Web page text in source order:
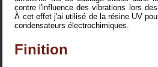
contre l'influence des vibrations lors
À cet effet j'ai utilisé de la résine UV
condensateurs électrochimiques.
Finition